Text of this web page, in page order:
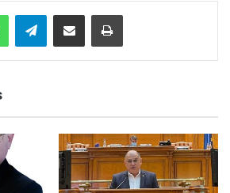
Telegram